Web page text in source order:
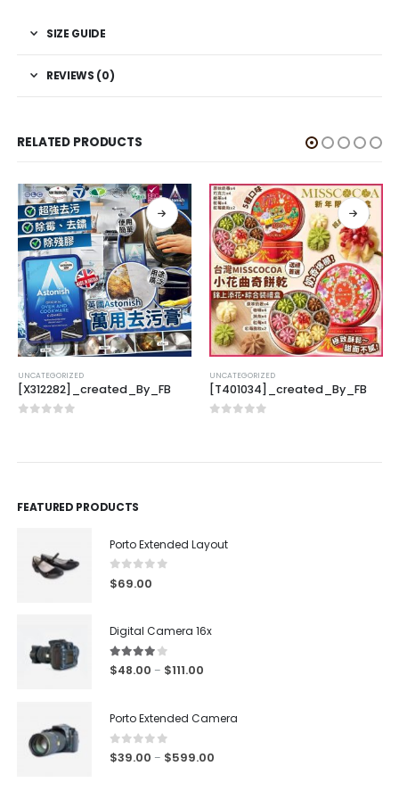
SIZE GUIDE
REVIEWS (0)
RELATED PRODUCTS
UNCATEGORIZED
[X312282]_created_By_FB
UNCATEGORIZED
[T401034]_created_By_FB
FEATURED PRODUCTS
Porto Extended Layout
0 out of 5
$69.00
Digital Camera 16x
4.00out of 5
$48.00 – $111.00
Porto Extended Camera
0out of 5
$39.00 – $599.00